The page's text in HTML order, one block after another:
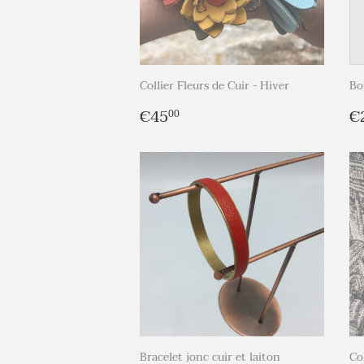
Collier Fleurs de Cuir - Hiver
Prix
€4500
Bracelet jonc cuir et laiton